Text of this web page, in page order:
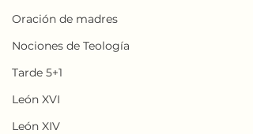
Oración de madres
Nociones de Teología
Tarde 5+1
León XVI
León XIV